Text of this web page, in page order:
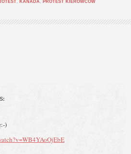
KANADA
PROTEST KIEROWCÓW
)